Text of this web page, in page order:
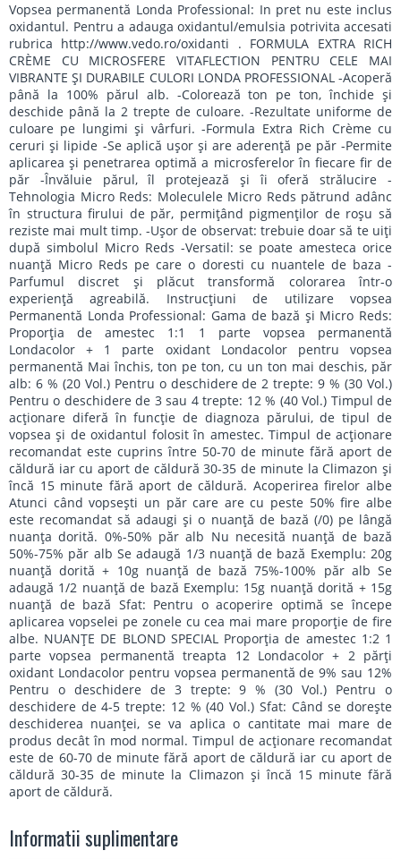
Vopsea permanentă Londa Professional: In pret nu este inclus
oxidantul. Pentru a adauga oxidantul/emulsia potrivita accesati
rubrica http://www.vedo.ro/oxidanti . FORMULA EXTRA RICH
CRÈME CU MICROSFERE VITAFLECTION PENTRU CELE MAI
VIBRANTE ŞI DURABILE CULORI LONDA PROFESSIONAL -Acoperă
până la 100% părul alb. -Colorează ton pe ton, închide şi
deschide până la 2 trepte de culoare. -Rezultate uniforme de
culoare pe lungimi şi vârfuri. -Formula Extra Rich Crème cu
ceruri şi lipide -Se aplică uşor şi are aderenţă pe păr -Permite
aplicarea şi penetrarea optimă a microsferelor în fiecare fir de
păr -Învăluie părul, îl protejează şi îi oferă strălucire -
Tehnologia Micro Reds: Moleculele Micro Reds pătrund adânc
în structura firului de păr, permiţând pigmenţilor de roşu să
reziste mai mult timp. -Uşor de observat: trebuie doar să te uiţi
după simbolul Micro Reds -Versatil: se poate amesteca orice
nuanţă Micro Reds pe care o doresti cu nuantele de baza -
Parfumul discret şi plăcut transformă colorarea într-o
experienţă agreabilă. Instrucţiuni de utilizare vopsea
Permanentă Londa Professional: Gama de bază şi Micro Reds:
Proporţia de amestec 1:1 1 parte vopsea permanentă
Londacolor + 1 parte oxidant Londacolor pentru vopsea
permanentă Mai închis, ton pe ton, cu un ton mai deschis, păr
alb: 6 % (20 Vol.) Pentru o deschidere de 2 trepte: 9 % (30 Vol.)
Pentru o deschidere de 3 sau 4 trepte: 12 % (40 Vol.) Timpul de
acţionare diferă în funcţie de diagnoza părului, de tipul de
vopsea şi de oxidantul folosit în amestec. Timpul de acţionare
recomandat este cuprins între 50-70 de minute fără aport de
căldură iar cu aport de căldură 30-35 de minute la Climazon şi
încă 15 minute fără aport de căldură. Acoperirea firelor albe
Atunci când vopseşti un păr care are cu peste 50% fire albe
este recomandat să adaugi şi o nuanţă de bază (/0) pe lângă
nuanţa dorită. 0%-50% păr alb Nu necesită nuanţă de bază
50%-75% păr alb Se adaugă 1/3 nuanţă de bază Exemplu: 20g
nuanţă dorită + 10g nuanţă de bază 75%-100% păr alb Se
adaugă 1/2 nuanţă de bază Exemplu: 15g nuanţă dorită + 15g
nuanţă de bază Sfat: Pentru o acoperire optimă se începe
aplicarea vopselei pe zonele cu cea mai mare proporţie de fire
albe. NUANŢE DE BLOND SPECIAL Proporţia de amestec 1:2 1
parte vopsea permanentă treapta 12 Londacolor + 2 părţi
oxidant Londacolor pentru vopsea permanentă de 9% sau 12%
Pentru o deschidere de 3 trepte: 9 % (30 Vol.) Pentru o
deschidere de 4-5 trepte: 12 % (40 Vol.) Sfat: Când se doreşte
deschiderea nuanţei, se va aplica o cantitate mai mare de
produs decât în mod normal. Timpul de acţionare recomandat
este de 60-70 de minute fără aport de căldură iar cu aport de
căldură 30-35 de minute la Climazon şi încă 15 minute fără
aport de căldură.
Informatii suplimentare